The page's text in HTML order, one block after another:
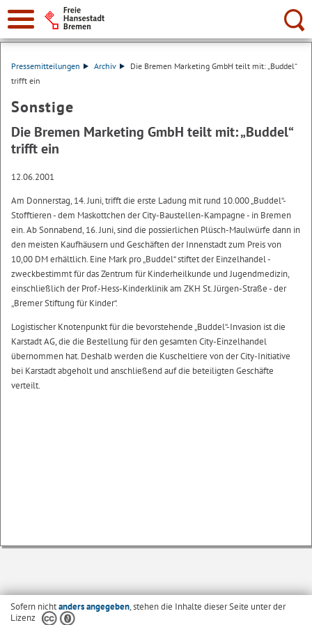
Suche:
Pressemitteilungen Archiv
Die Bremen Marketing GmbH teilt mit: „Buddel“
trifft ein
Sonstige
Die Bremen Marketing GmbH teilt mit: „Buddel“
trifft ein
12.06.2001
Am Donnerstag, 14. Juni, trifft die erste Ladung mit rund 10.000 „Buddel“-
Stofftieren - dem Maskottchen der City-Baustellen-Kampagne - in Bremen
ein. Ab Sonnabend, 16. Juni, sind die possierlichen Plüsch-Maulwürfe dann in
den meisten Kaufhäusern und Geschäften der Innenstadt zum Preis von
10,00 DM erhältlich. Eine Mark pro „Buddel“ stiftet der Einzelhandel -
zweckbestimmt für das Zentrum für Kinderheilkunde und Jugendmedizin,
einschließlich der Prof.-Hess-Kinderklinik am ZKH St. Jürgen-Straße - der
„Bremer Stiftung für Kinder“.
Logistischer Knotenpunkt für die bevorstehende „Buddel“-Invasion ist die
Karstadt AG, die die Bestellung für den gesamten City-Einzelhandel
übernommen hat. Deshalb werden die Kuscheltiere von der City-Initiative
bei Karstadt abgeholt und anschließend auf die beteiligten Geschäfte
verteilt.
Sofern nichtanders angegeben, stehen die Inhalte dieser Seite unter der
Lizenz